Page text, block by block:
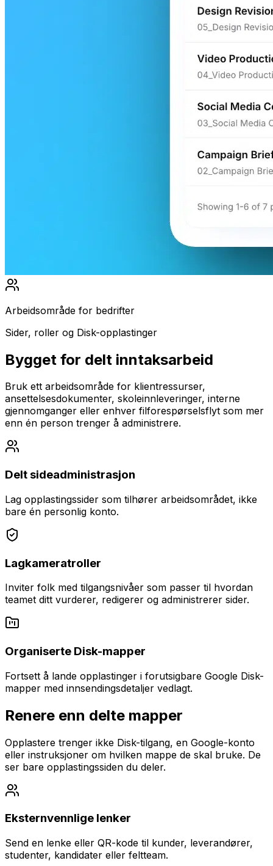
Arbeidsområde for bedrifter
Sider, roller og Disk-opplastinger
Bygget for delt inntaksarbeid
Bruk ett arbeidsområde for klientressurser,
ansettelsesdokumenter, skoleinnleveringer, interne
gjennomganger eller enhver filforespørselsflyt som mer
enn én person trenger å administrere.
Delt sideadministrasjon
Lag opplastingssider som tilhører arbeidsområdet, ikke
bare én personlig konto.
Lagkameratroller
Inviter folk med tilgangsnivåer som passer til hvordan
teamet ditt vurderer, redigerer og administrerer sider.
Organiserte Disk-mapper
Fortsett å lande opplastinger i forutsigbare Google Disk-
mapper med innsendingsdetaljer vedlagt.
Renere enn delte mapper
Opplastere trenger ikke Disk-tilgang, en Google-konto
eller instruksjoner om hvilken mappe de skal bruke. De
ser bare opplastingssiden du deler.
Eksternvennlige lenker
Send en lenke eller QR-kode til kunder, leverandører,
studenter, kandidater eller feltteam.